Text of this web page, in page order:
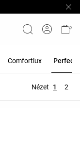
Comfortlux
Nézet 1 2